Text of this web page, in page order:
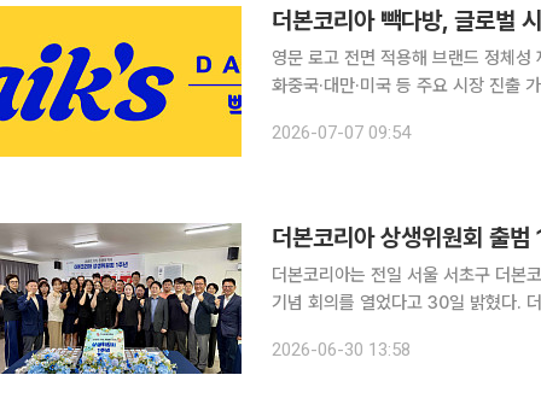
더본코리아 빽다방, 글로벌
영문 로고 전면 적용해 브랜드 정체
화중국·대만·미국 등 주요 시장 진출 가능성 다각도 검토 더본코
는 해외 소비자가 브랜드를 쉽게 인식
2026-07-07 09:54
더본코리아 상생위원회 출
더본코리아는 전일 서울 서초구 더본
기념 회의를 열었다고 30일 밝혔다. 더본코리아 상생위원회는 지난해 6월 30일 가맹점 대표와 본
호사, 유효상 유니콘경제연구원장 등
2026-06-30 13:58